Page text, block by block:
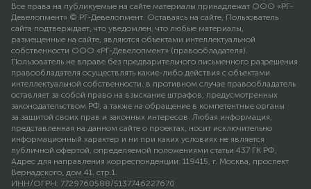
Все права на публикуемые на сайте материалы принадлежат ООО «РГ-
Девелопмент» © РГ-Девелопмент. Оставаясь на сайте, Пользователь
сайта подтверждает, что уведомлен, что любые материалы,
размещенные на сайте, являются объектами интеллектуальной
собственности ООО «РГ-Девелопмент» (правообладателя).
Пользователь не вправе без предварительного письменного разрешения
правообладателя осуществлять какие-либо действия с объектами
интеллектуальной собственности, в противном случае правообладатель
оставляет за собой право на взыскание штрафов, предусмотренных
законодательством РФ, а также на обращение в компетентные органы
за защитой своих прав и законных интересов. Любая информация,
представленная на данном сайте о проектах, носит исключительно
информационный характер и ни при каких условиях не является
публичной офертой, определяемой положениями статьи 437 ГК РФ.
Адрес для направления корреспонденции: 119415, г. Москва, проспект
Вернадского, дом 41, стр.1.
ИНН/ОГРН: 7729760588/5137746227670